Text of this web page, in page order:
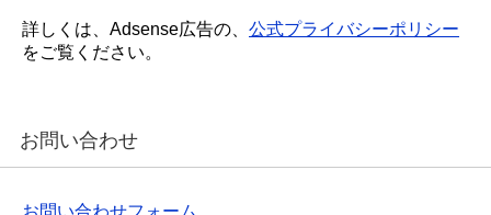
詳しくは、Adsense広告の、 公式プライバシーポリシー
をご覧ください。
お問い合わせ